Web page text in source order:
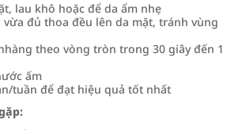
lau khô hoặc để da ẩm nhẹ
vừa đủ thoa đều lên da mặt, tránh vùng
theo vòng tròn trong 30 giây đến 1
ấm
tuần để đạt hiệu quả tốt nhất